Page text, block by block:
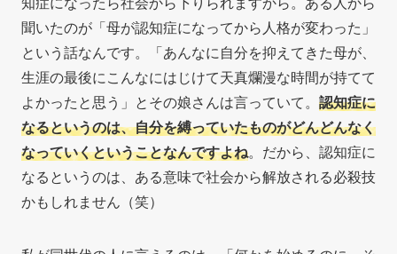
聞いたのが「母が認知症になってから人格が変わった」
という話なんです。「あんなに自分を抑えてきた母が、
生涯の最後にこんなにはじけて天真爛漫な時間が持てて
よかったと思う」とその娘さんは言っていて 。 認知症に
なるというのは、自分を縛っていたものがどんどんなく
なっていくということなんですよね。だから、認知症に
なるというのは、ある意味で社会から解放される必殺技
かもしれません（笑）